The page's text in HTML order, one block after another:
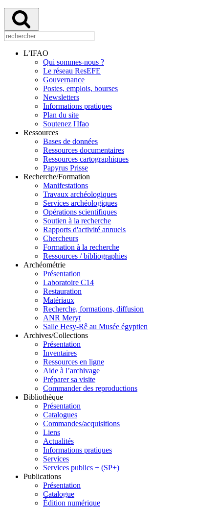
L’IFAO
Qui sommes-nous ?
Le réseau ResEFE
Gouvernance
Postes, emplois, bourses
Newsletters
Informations pratiques
Plan du site
Soutenez l'Ifao
Ressources
Bases de données
Ressources documentaires
Ressources cartographiques
Papyrus Prisse
Recherche/Formation
Manifestations
Travaux archéologiques
Services archéologiques
Opérations scientifiques
Soutien à la recherche
Rapports d'activité annuels
Chercheurs
Formation à la recherche
Ressources / bibliographies
Archéométrie
Présentation
Laboratoire C14
Restauration
Matériaux
Recherche, formations, diffusion
ANR Meryt
Salle Hesy-Rê au Musée égyptien
Archives/Collections
Présentation
Inventaires
Ressources en ligne
Aide à l’archivage
Préparer sa visite
Commander des reproductions
Bibliothèque
Présentation
Catalogues
Commandes/acquisitions
Liens
Actualités
Informations pratiques
Services
Services publics + (SP+)
Publications
Présentation
Catalogue
Édition numérique